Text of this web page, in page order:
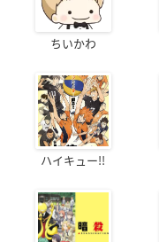
ちいかわ
ハイキュー!!